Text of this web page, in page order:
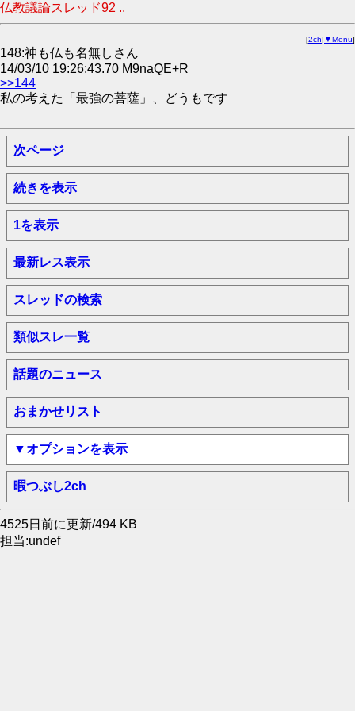
仏教議論スレッド92 ..
[2ch| ▼Menu]
148:神も仏も名無しさん
14/03/10 19:26:43.70 M9naQE+R
>>144
私の考えた「最強の菩薩」、どうもです
次ページ
続きを表示
1を表示
最新レス表示
スレッドの検索
類似スレ一覧
話題のニュース
おまかせリスト
▼オプションを表示
暇つぶし2ch
4525日前に更新/494 KB
担当:undef